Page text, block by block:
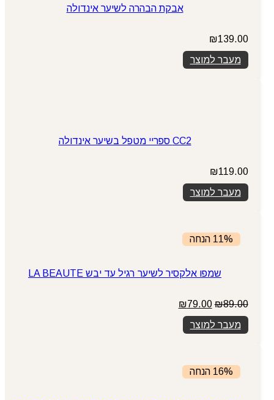
אבקת הבהרה לשיער אינדולה
₪139.00
מעבר למוצר
CC2 ספריי מטפל בשיער אינדולה
₪119.00
מעבר למוצר
11% הנחה
שמפו אלקסיר לשיער רגיל עד יבש LA BEAUTE
₪89.00
המחיר
המקורי
היה:
₪89.00.
₪79.00
מעבר למוצר
16% הנחה